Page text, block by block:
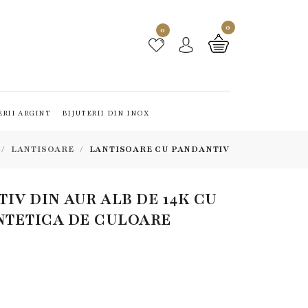
0 0
ARGINT BIJUTERII DIN INOX
LANTISOARE LANTISOARE CU PANDANTIV
DIN AUR ALB DE 14K CU
DE CULOARE